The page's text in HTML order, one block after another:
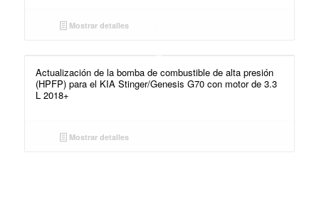
Mostrar detalles
Actualización de la bomba de combustible de alta presión
(HPFP) para el KIA Stinger/Genesis G70 con motor de 3.3
L 2018+
Mostrar detalles